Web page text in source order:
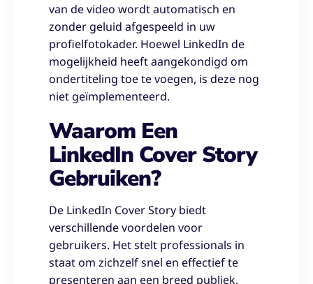
van de video wordt automatisch en
zonder geluid afgespeeld in uw
profielfotokader. Hoewel LinkedIn de
mogelijkheid heeft aangekondigd om
ondertiteling toe te voegen, is deze nog
niet geïmplementeerd.
Waarom Een
LinkedIn Cover Story
Gebruiken?
De LinkedIn Cover Story biedt
verschillende voordelen voor
gebruikers. Het stelt professionals in
staat om zichzelf snel en effectief te
presenteren aan een breed publiek,